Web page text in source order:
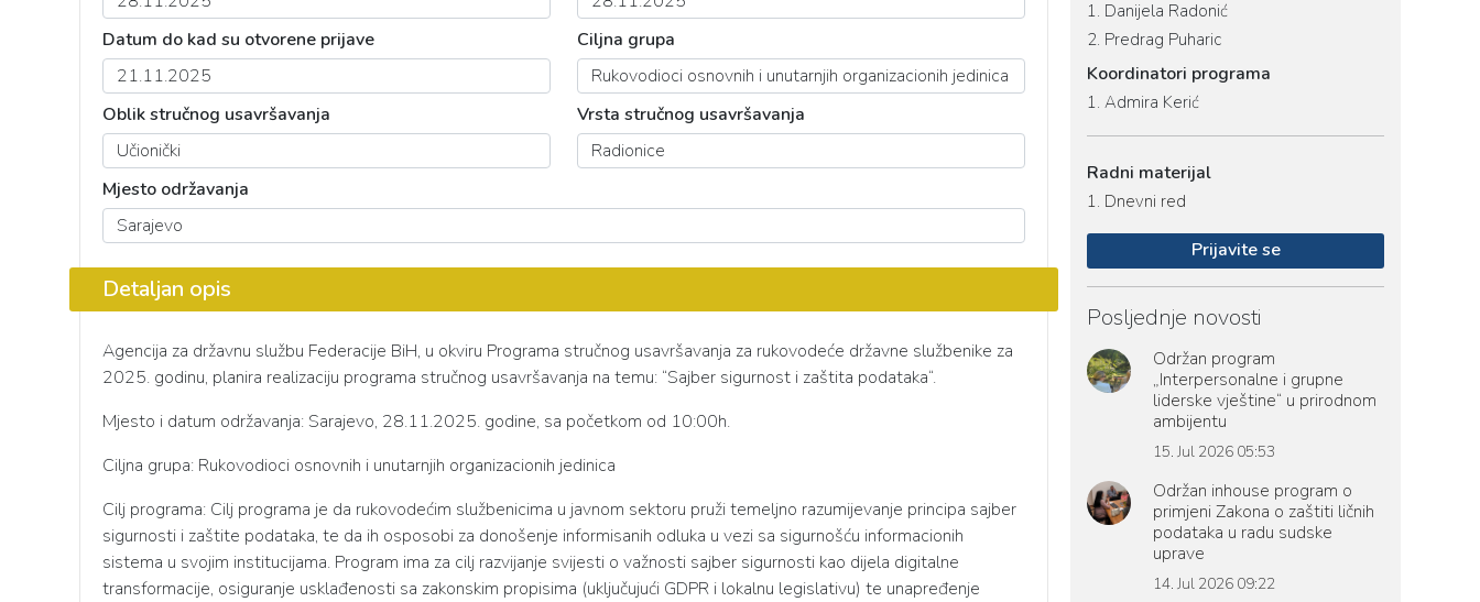
Datum do kad su otvorene prijave Ciljna grupa
Oblik stručnog usavršavanja Vrsta stručnog usavršavanja
Mjesto održavanja
Detaljan opis
Agencija za državnu službu Federacije BiH, u okviru Programa stručnog usavršavanja za rukovodeće državne službenike za
2025. godinu, planira realizaciju programa stručnog usavršavanja na temu: “Sajber sigurnost i zaštita podataka“.
Mjesto i datum održavanja: Sarajevo, 28.11.2025. godine, sa početkom od 10:00h.
Ciljna grupa: Rukovodioci osnovnih i unutarnjih organizacionih jedinica
Cilj programa: Cilj programa je da rukovodećim službenicima u javnom sektoru pruži temeljno razumijevanje principa sajber
sigurnosti i zaštite podataka, te da ih osposobi za donošenje informisanih odluka u vezi sa sigurnošću informacionih
sistema u svojim institucijama. Program ima za cilj razvijanje svijesti o važnosti sajber sigurnosti kao dijela digitalne
transformacije, osiguranje usklađenosti sa zakonskim propisima (uključujući GDPR i lokalnu legislativu) te unapređenje
1. Danijela Radonić
2. Predrag Puharic
Koordinatori programa
1. Admira Kerić
Radni materijal
1. Dnevni red
Prijavite se
Posljednje novosti
Održan program
„Interpersonalne i grupne
liderske vještine“ u prirodnom
ambijentu
15. Jul 2026 05:53
Održan inhouse program o
primjeni Zakona o zaštiti ličnih
podataka u radu sudske
uprave
14. Jul 2026 09:22